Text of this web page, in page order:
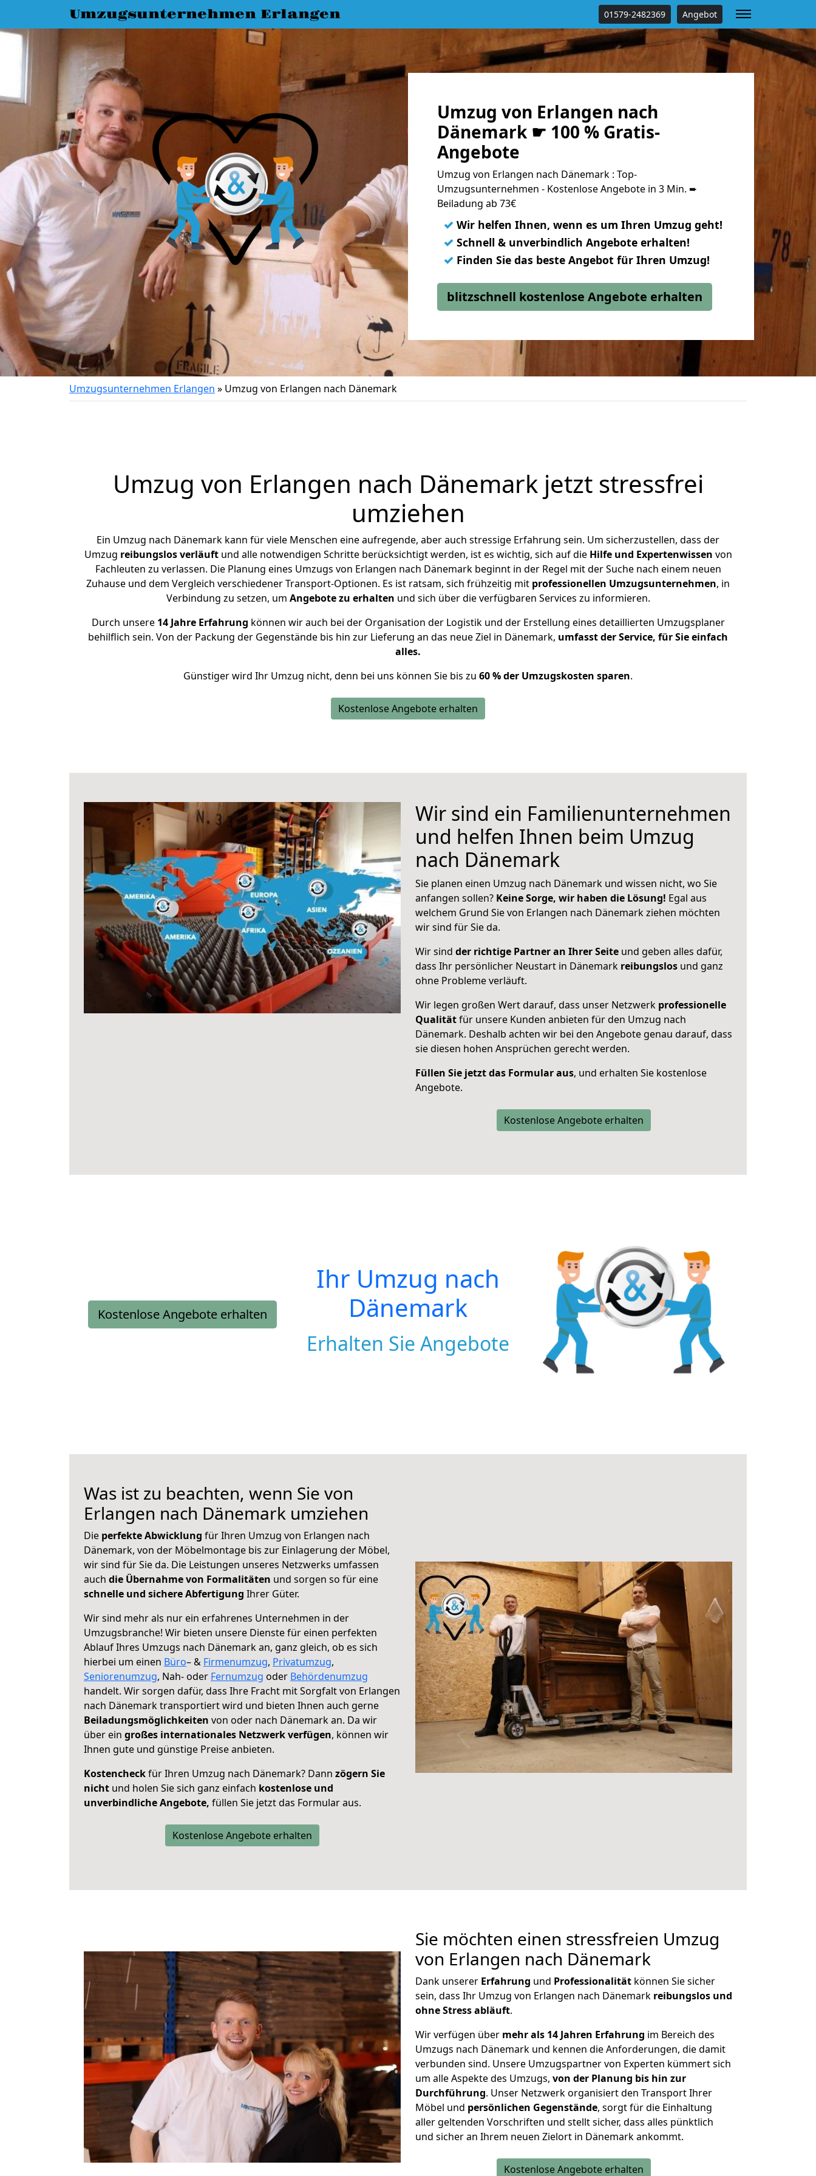
Umzugsunternehmen Erlangen 01579-2482369 Angebot
Umzug von Erlangen nach
Dänemark ☛ 100 % Gratis-
Angebote
Umzug von Erlangen nach Dänemark : Top-
Umzugsunternehmen - Kostenlose Angebote in 3 Min. ➨
Beiladung ab 73€
✓ Wir helfen Ihnen, wenn es um Ihren Umzug geht!
✓ Schnell & unverbindlich Angebote erhalten!
✓ Finden Sie das beste Angebot für Ihren Umzug!
blitzschnell kostenlose Angebote erhalten
Umzugsunternehmen Erlangen » Umzug von Erlangen nach Dänemark
Umzug von Erlangen nach Dänemark jetzt stressfrei
umziehen
Ein Umzug nach Dänemark kann für viele Menschen eine aufregende, aber auch stressige Erfahrung sein. Um sicherzustellen, dass der
Umzug reibungslos verläuftund alle notwendigen Schritte berücksichtigt werden, ist es wichtig, sich auf die Hilfe und Expertenwissen von
Fachleuten zu verlassen. Die Planung eines Umzugs von Erlangen nach Dänemark beginnt in der Regel mit der Suche nach einem neuen
Zuhause und dem Vergleich verschiedener Transport-Optionen. Es ist ratsam, sich frühzeitig mit professionellen Umzugsunternehmen, in
Verbindung zu setzen, um Angebote zu erhalten und sich über die verfügbaren Services zu informieren.
Durch unsere 14 Jahre Erfahrung können wir auch bei der Organisation der Logistik und der Erstellung eines detaillierten Umzugsplaner
behilflich sein. Von der Packung der Gegenstände bis hin zur Lieferung an das neue Ziel in Dänemark, umfasst der Service, für Sie einfach
alles.
Günstiger wird Ihr Umzug nicht, denn bei uns können Sie bis zu 60 % der Umzugskosten sparen.
Kostenlose Angebote erhalten
Wir sind ein Familienunternehmen
und helfen Ihnen beim Umzug
nach Dänemark
Sie planen einen Umzug nach Dänemark und wissen nicht, wo Sie
anfangen sollen? Keine Sorge, wir haben die Lösung! Egal aus
welchem Grund Sie von Erlangen nach Dänemark ziehen möchten
wir sind für Sie da.
Wir sind der richtige Partner an Ihrer Seite und geben alles dafür,
dass Ihr persönlicher Neustart in Dänemark reibungslos und ganz
ohne Probleme verläuft.
Wir legen großen Wert darauf, dass unser Netzwerk professionelle
Qualitätfür unsere Kunden anbieten für den Umzug nach
Dänemark. Deshalb achten wir bei den Angebote genau darauf, dass
sie diesen hohen Ansprüchen gerecht werden.
Füllen Sie jetzt das Formular aus, und erhalten Sie kostenlose
Angebote.
Kostenlose Angebote erhalten
Kostenlose Angebote erhalten
Ihr Umzug nach
Dänemark
Erhalten Sie Angebote
Was ist zu beachten, wenn Sie von
Erlangen nach Dänemark umziehen
Die perfekte Abwicklung für Ihren Umzug von Erlangen nach
Dänemark, von der Möbelmontage bis zur Einlagerung der Möbel,
wir sind für Sie da. Die Leistungen unseres Netzwerks umfassen
auch die Übernahme von Formalitäten und sorgen so für eine
schnelle und sichere Abfertigung Ihrer Güter.
Wir sind mehr als nur ein erfahrenes Unternehmen in der
Umzugsbranche! Wir bieten unsere Dienste für einen perfekten
Ablauf Ihres Umzugs nach Dänemark an, ganz gleich, ob es sich
hierbei um einen Büro– & Firmenumzug, Privatumzug,
Seniorenumzug, Nah- oder Fernumzug oder Behördenumzug
handelt. Wir sorgen dafür, dass Ihre Fracht mit Sorgfalt von Erlangen
nach Dänemark transportiert wird und bieten Ihnen auch gerne
Beiladungsmöglichkeiten von oder nach Dänemark an. Da wir
über ein großes internationales Netzwerk verfügen, können wir
Ihnen gute und günstige Preise anbieten.
Kostencheckfür Ihren Umzug nach Dänemark? Dann zögern Sie
nicht und holen Sie sich ganz einfach kostenlose und
unverbindliche Angebote, füllen Sie jetzt das Formular aus.
Kostenlose Angebote erhalten
Sie möchten einen stressfreien Umzug
von Erlangen nach Dänemark
Dank unserer Erfahrung und Professionalität können Sie sicher
sein, dass Ihr Umzug von Erlangen nach Dänemark reibungslos und
ohne Stress abläuft.
Wir verfügen über mehr als 14 Jahren Erfahrung im Bereich des
Umzugs nach Dänemark und kennen die Anforderungen, die damit
verbunden sind. Unsere Umzugspartner von Experten kümmert sich
um alle Aspekte des Umzugs, von der Planung bis hin zur
Durchführung. Unser Netzwerk organisiert den Transport Ihrer
Möbel und persönlichen Gegenstände, sorgt für die Einhaltung
aller geltenden Vorschriften und stellt sicher, dass alles pünktlich
und sicher an Ihrem neuen Zielort in Dänemark ankommt.
Kostenlose Angebote erhalten